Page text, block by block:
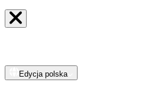
Edycja polska